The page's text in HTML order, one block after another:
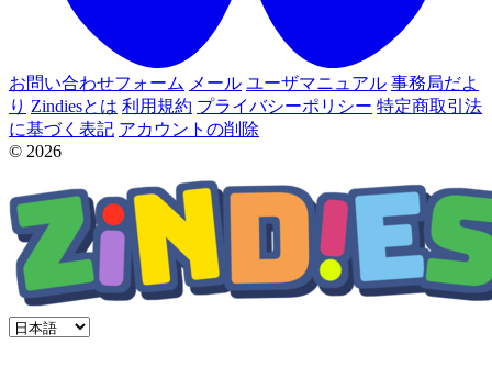
お問い合わせフォーム メール ユーザマニュアル 事務局だよ
り Zindiesとは 利用規約 プライバシーポリシー 特定商取引法
に基づく表記 アカウントの削除
© 2026